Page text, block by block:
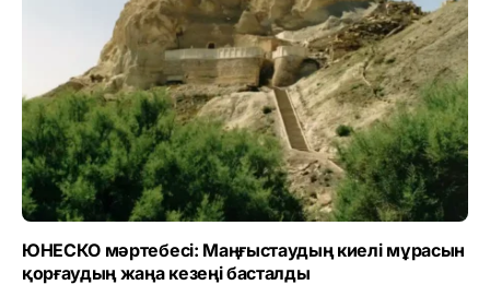
ЮНЕСКО мәртебесі: Маңғыстаудың киелі мұрасын
қорғаудың жаңа кезеңі басталды